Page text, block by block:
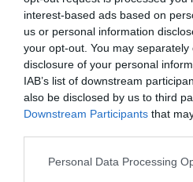
interest-based ads based on
us or personal information
your opt-out. You may
disclosure of your personal
IAB’s list of downstream
also be disclosed by us to third
Downstream Participants that
Personal Data Processing
μήκουςΒληχή, η οποία
εκτέλεση έργων των Γ. Σ.
Τόσιο Χοσοκάβα.
The Artist on The
Πανταζοπούλου | A
Γιώργος
Διευθυντής ΕΛΣ) –Ελίνα
ΝΕΟΝ)